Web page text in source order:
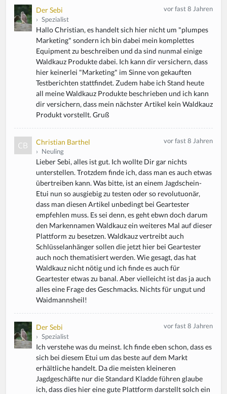
Der Sebi
› Spezialist
vor fast 8 Jahren
Hallo Christian, es handelt sich hier nicht um "plumpes
Marketing" sondern ich bin dabei mein komplettes
Equipment zu beschreiben und da sind nunmal einige
Waldkauz Produkte dabei. Ich kann dir versichern, dass
hier keinerlei "Marketing" im Sinne von gekauften
Testberichten stattfindet. Zudem habe ich Stand heute
all meine Waldkauz Produkte beschrieben und ich kann
dir versichern, dass mein nächster Artikel kein Waldkauz
Produkt vorstellt. Gruß
Christian Barthel
› Neuling
vor fast 8 Jahren
Lieber Sebi, alles ist gut. Ich wollte Dir gar nichts
unterstellen. Trotzdem finde ich, dass man es auch etwas
übertreiben kann. Was bitte, ist an einem Jagdschein-
Etui nun so ausgiebig zu testen oder so revolutuonär,
dass man diesen Artikel unbedingt bei Geartester
empfehlen muss. Es sei denn, es geht ebwn doch darum
den Markennamen Waldkauz ein weiteres Mal auf dieser
Plattform zu besetzen. Waldkauz vertreibt auch
Schlüsselanhänger sollen die jetzt hier bei Geartester
auch noch thematisiert werden. Wie gesagt, das hat
Waldkauz nicht nötig und ich finde es auch für
Geartester etwas zu banal. Aber vielleicht ist das ja auch
alles eine Frage des Geschmacks. Nichts für ungut und
Waidmannsheil!
Der Sebi
› Spezialist
vor fast 8 Jahren
Ich verstehe was du meinst. Ich finde eben schon, dass es
sich bei diesem Etui um das beste auf dem Markt
erhältliche handelt. Da die meisten kleineren
Jagdgeschäfte nur die Standard Kladde führen glaube
ich, dass dies hier eine gute Plattform darstellt solch ein